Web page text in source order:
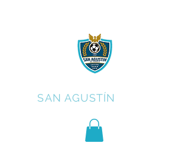
SAN AGUSTÍN